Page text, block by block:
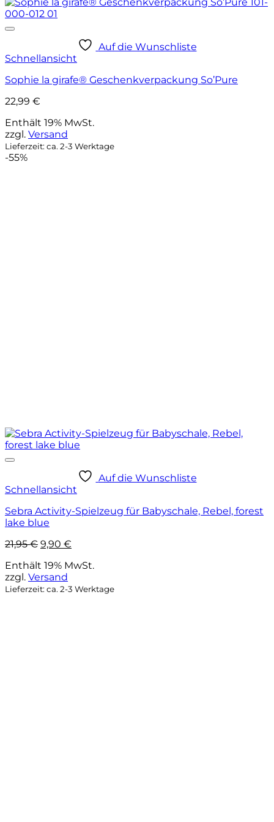
Auf die Wunschliste
Schnellansicht
Sophie la girafe® Geschenkverpackung So’Pure
22,99 €
Enthält 19% MwSt.
zzgl. Versand
Lieferzeit: ca. 2-3 Werktage
-55%
Auf die Wunschliste
Schnellansicht
Sebra Activity-Spielzeug für Babyschale, Rebel, forest
lake blue
21,95€ Ursprünglicher
war:
21,95 €
9,90 €
ist:
Enthält 19% MwSt.
zzgl. Versand
Lieferzeit: ca. 2-3 Werktage